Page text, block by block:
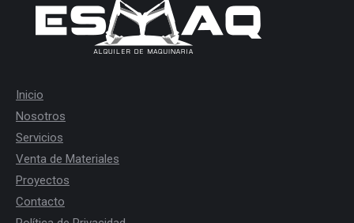
Inicio
Nosotros
Servicios
Venta de Materiales
Proyectos
Contacto